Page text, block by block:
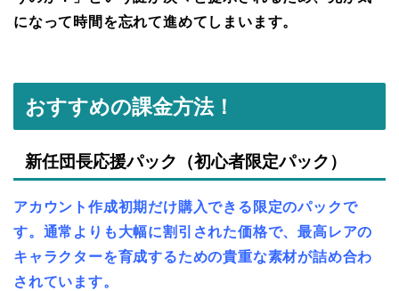
になって時間を忘れて進めてしまいます。
おすすめの課金方法！
新任団長応援パック（初心者限定パック）
アカウント作成初期だけ購入できる限定のパックで
す。通常よりも大幅に割引された価格で、最高レアの
キャラクターを育成するための貴重な素材が詰め合わ
されています。